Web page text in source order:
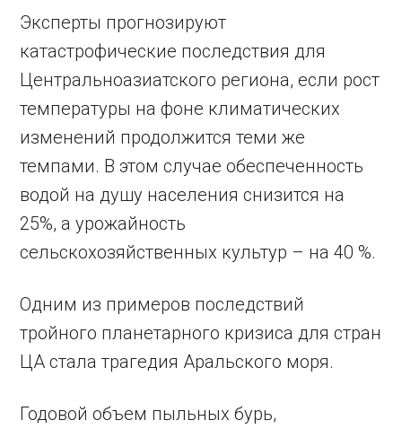
Эксперты прогнозируют
катастрофические последствия для
Центральноазиатского региона, если рост
температуры на фоне климатических
изменений продолжится теми же
темпами. В этом случае обеспеченность
водой на душу населения снизится на
25%, а урожайность
сельскохозяйственных культур – на 40 %.
Одним из примеров последствий
тройного планетарного кризиса для стран
ЦА стала трагедия Аральского моря.
Годовой объем пыльных бурь,